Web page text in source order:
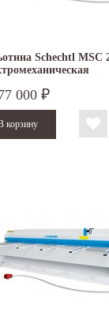
Schechtl MSC
000 ₽